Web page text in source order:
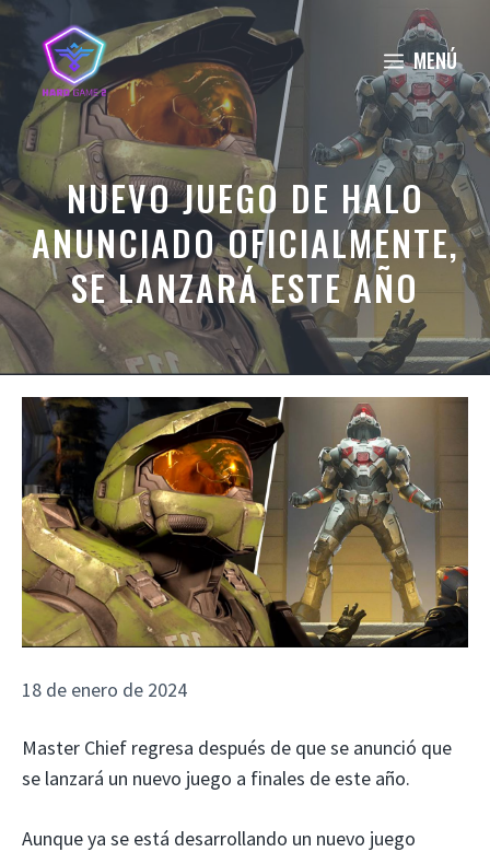
Saltar
contenido
MENÚ
NUEVO JUEGO DE HALO
ANUNCIADO OFICIALMENTE,
SE LANZARÁ ESTE AÑO
18 de enero de 2024
Master Chief regresa después de que se anunció que
se lanzará un nuevo juego a finales de este año.
Aunque ya se está desarrollando un nuevo juego